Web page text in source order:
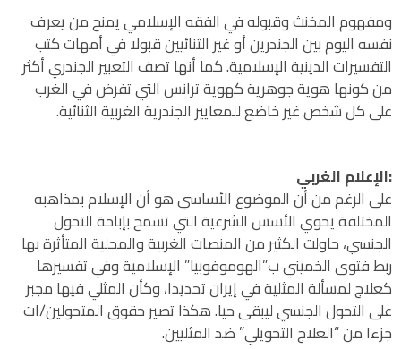
ومفهوم المخنث وقبوله في الفقه الإسلامي يمنح من يعرف
نفسه اليوم بين الجندرين أو غير الثنائيين قبولا في أمهات كتب
التفسيرات الدينية الإسلامية. كما أنها تصف التعبير الجندري أكثر
من كونها هوية جوهرية كهوية ترانس التي تفرض في الغرب
على كل شخص غير خاضع للمعايير الجندرية الغربية الثنائية.
:الإعلام الغربي
على الرغم من أن الموضوع الأساسي هو أن الإسلام بمذاهبه
المختلفة يحوي الأسس الشرعية التي تسمح بإباحة التحول
الجنسي، حاولت الكثير من المنصات الغربية والمحلية المتأثرة بها
ربط فتوى الخميني ب”الهوموفوبيا” الإسلامية وفي تفسيرها
كعلاج لمسألة المثلية في إيران تحديدا، وكأن المثلي فيها مجبر
على التحول الجنسي ليبقى حيا. هكذا تصير حقوق المتحولين/ات
جزءا من “العلاج التحويلي” ضد المثليين.